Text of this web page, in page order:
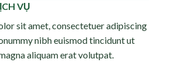
VỤ
sit amet, consectetuer adipiscing
nibh euismod tincidunt ut
aliquam erat volutpat.